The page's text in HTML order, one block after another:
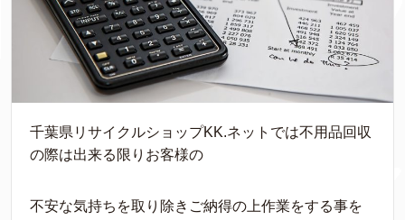
千葉県リサイクルショップKK.ネットでは不用品回収
の際は出来る限りお客様の
不安な気持ちを取り除きご納得の上作業をする事を